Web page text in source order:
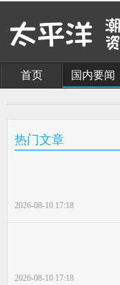
首页 国内要闻
热门文章
2026-08-10 17:18
2026-08-10 17:18